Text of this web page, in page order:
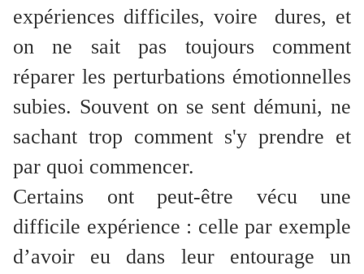
expériences difficiles, voire dures, et
on ne sait pas toujours comment
réparer les perturbations émotionnelles
subies. Souvent on se sent démuni, ne
sachant trop comment s'y prendre et
par quoi commencer.
Certains ont peut-être vécu une
difficile expérience : celle par exemple
d’avoir eu dans leur entourage un